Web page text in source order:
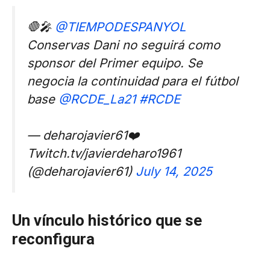
🛑🎤 @TIEMPODESPANYOL
Conservas Dani no seguirá como
sponsor del Primer equipo. Se
negocia la continuidad para el fútbol
base @RCDE_La21 #RCDE
— deharojavier61❤️
Twitch.tv/javierdeharo1961
(@deharojavier61) July 14, 2025
Un vínculo histórico que se
reconfigura